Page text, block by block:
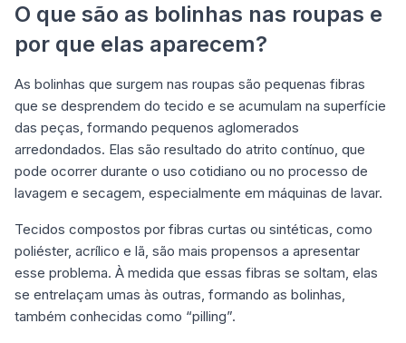
O que são as bolinhas nas roupas e
por que elas aparecem?
As bolinhas que surgem nas roupas são pequenas fibras
que se desprendem do tecido e se acumulam na superfície
das peças, formando pequenos aglomerados
arredondados. Elas são resultado do atrito contínuo, que
pode ocorrer durante o uso cotidiano ou no processo de
lavagem e secagem, especialmente em máquinas de lavar.
Tecidos compostos por fibras curtas ou sintéticas, como
poliéster, acrílico e lã, são mais propensos a apresentar
esse problema. À medida que essas fibras se soltam, elas
se entrelaçam umas às outras, formando as bolinhas,
também conhecidas como “pilling”.